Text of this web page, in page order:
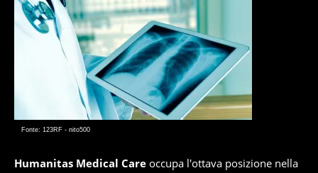
Fonte: 123RF - nito500
Humanitas Medical Care occupa l'ottava posizione nella